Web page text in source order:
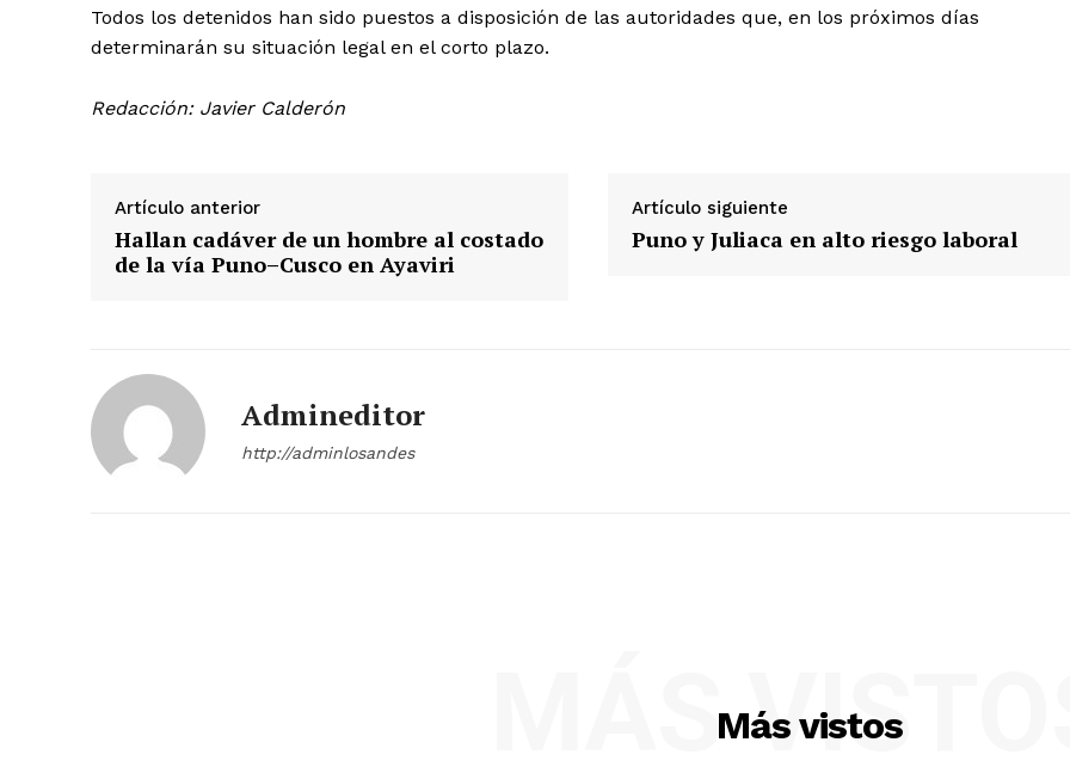
Todos los detenidos han sido puestos a disposición de las autoridades que, en los próximos días
determinarán su situación legal en el corto plazo.
Redacción: Javier Calderón
Artículo anterior
Hallan cadáver de un hombre al costado
de la vía Puno–Cusco en Ayaviri
Artículo siguiente
Puno y Juliaca en alto riesgo laboral
Admineditor
http://adminlosandes
Más vistos
MÁS